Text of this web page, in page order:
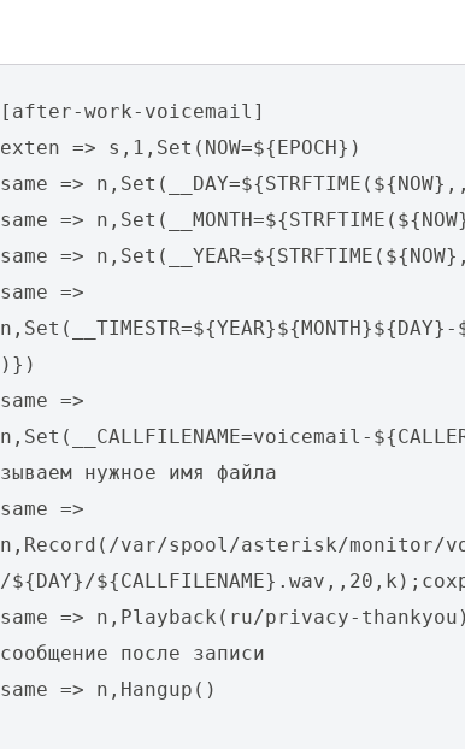
[after-work-voicemail]
exten => s,1,Set(NOW=${EPOCH})
same =>
same =>
same =>
same =>
n,Set(__TIMESTR=${YEAR}${MONTH}${DAY}-
)})
same =>
n,Set(__CALLFILENAME=voicemail-
зываем нужное имя файла
same =>
n,Record(/var/spool/asterisk/monitor/
/${DAY}/
same => n,Playback(ru/privacy-
сообщение после записи
same => n,Hangup()